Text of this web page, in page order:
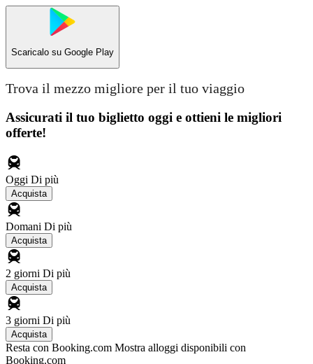
Scaricalo su Google Play
Trova il mezzo migliore per il tuo viaggio
Assicurati il ​​tuo biglietto oggi e ottieni le migliori
offerte!
Oggi Di più
Acquista
Domani Di più
Acquista
2 giorni Di più
Acquista
3 giorni Di più
Acquista
Resta con Booking.com Mostra alloggi disponibili con
Booking.com